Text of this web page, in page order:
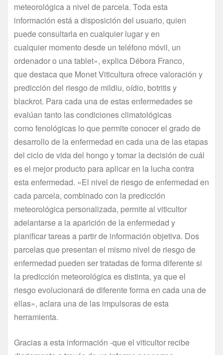
meteorológica a nivel de parcela. Toda esta
información está a disposición del usuario, quien
puede consultarla en cualquier lugar y en
cualquier momento desde un teléfono móvil, un
ordenador o una tablet», explica Débora Franco,
que destaca que Monet Viticultura ofrece valoración y
predicción del riesgo de mildiu, oídio, botritis y
blackrot. Para cada una de estas enfermedades se
evalúan tanto las condiciones climatológicas
como fenológicas lo que permite conocer el grado de
desarrollo de la enfermedad en cada una de las etapas
del ciclo de vida del hongo y tomar la decisión de cuál
es el mejor producto para aplicar en la lucha contra
esta enfermedad. «El nivel de riesgo de enfermedad en
cada parcela, combinado con la predicción
meteorológica personalizada, permite al viticultor
adelantarse a la aparición de la enfermedad y
planificar tareas a partir de información objetiva. Dos
parcelas que presentan el mismo nivel de riesgo de
enfermedad pueden ser tratadas de forma diferente si
la predicción meteorológica es distinta, ya que el
riesgo evolucionará de diferente forma en cada una de
ellas», aclara una de las impulsoras de esta
herramienta.
Gracias a esta información -que el viticultor recibe